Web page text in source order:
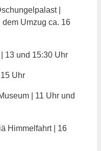
|
Umzug ca. 16
13 und 15:30 Uhr
Uhr
| 11 Uhr und
Himmelfahrt | 16